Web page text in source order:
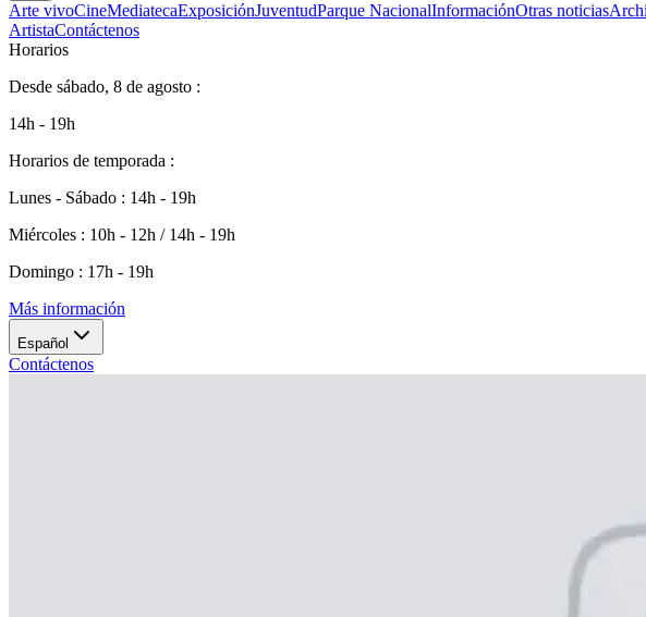
Arte vivoCineMediatecaExposiciónJuventudParque NacionalInformaciónOtras noticias
ArtistaContáctenos
Horarios
Desde sábado, 8 de agosto :
14h - 19h
Horarios de temporada :
Lunes - Sábado : 14h - 19h
Miércoles : 10h - 12h / 14h - 19h
Domingo : 17h - 19h
Más información
Español
Contáctenos